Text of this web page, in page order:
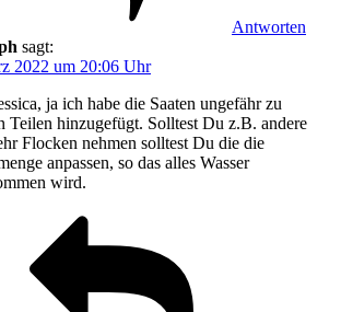
Antworten
sagt:
2022 um 20:06 Uhr
ja ich habe die Saaten ungefähr zu
Teilen hinzugefügt. Solltest Du z.B. andere
Flocken nehmen solltest Du die die
anpassen, so das alles Wasser
wird.